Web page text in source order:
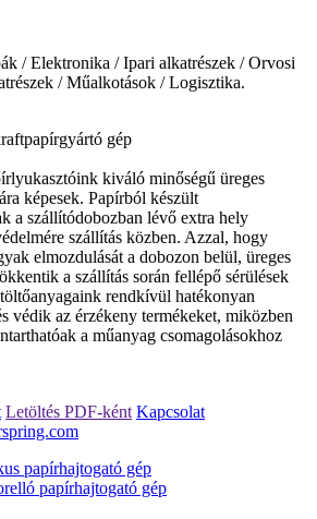
/ Elektronika / Ipari alkatrészek / Orvosi
/ Műalkotások / Logisztika.
gép
kiváló minőségű üreges
képesek. Papírból készült
a szállítódobozban lévő extra hely
szállítás közben. Azzal, hogy
elmozdulását a dobozon belül, üreges
a szállítás során fellépő sérülések
rendkívül hatékonyan
védik az érzékeny termékeket, miközben
a műanyag csomagolásokhoz
Letöltés PDF-ként Kapcsolat
papírhajtogató gép
papírhajtogató gép